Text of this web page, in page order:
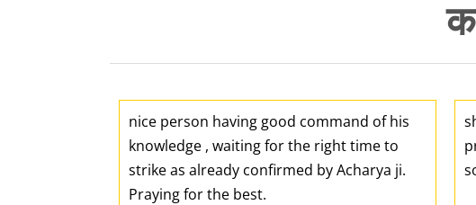
nice person having good command of his
knowledge , waiting for the right time to
strike as already confirmed by Acharya ji.
Praying for the best.